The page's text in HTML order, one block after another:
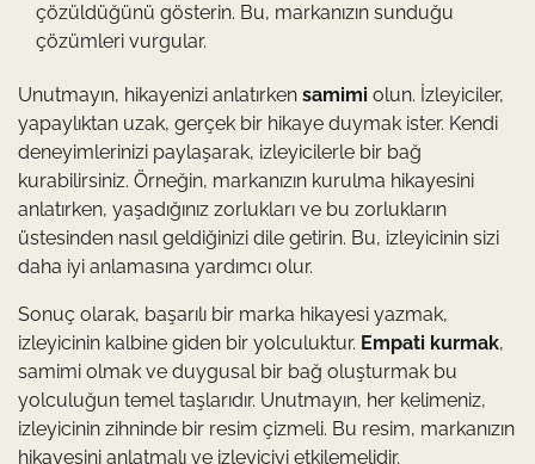
çözüldüğünü gösterin. Bu, markanızın sunduğu
çözümleri vurgular.
Unutmayın, hikayenizi anlatırken samimi olun. İzleyiciler,
yapaylıktan uzak, gerçek bir hikaye duymak ister. Kendi
deneyimlerinizi paylaşarak, izleyicilerle bir bağ
kurabilirsiniz. Örneğin, markanızın kurulma hikayesini
anlatırken, yaşadığınız zorlukları ve bu zorlukların
üstesinden nasıl geldiğinizi dile getirin. Bu, izleyicinin sizi
daha iyi anlamasına yardımcı olur.
Sonuç olarak, başarılı bir marka hikayesi yazmak,
izleyicinin kalbine giden bir yolculuktur. Empati kurmak,
samimi olmak ve duygusal bir bağ oluşturmak bu
yolculuğun temel taşlarıdır. Unutmayın, her kelimeniz,
izleyicinin zihninde bir resim çizmeli. Bu resim, markanızın
hikayesini anlatmalı ve izleyiciyi etkilemelidir.